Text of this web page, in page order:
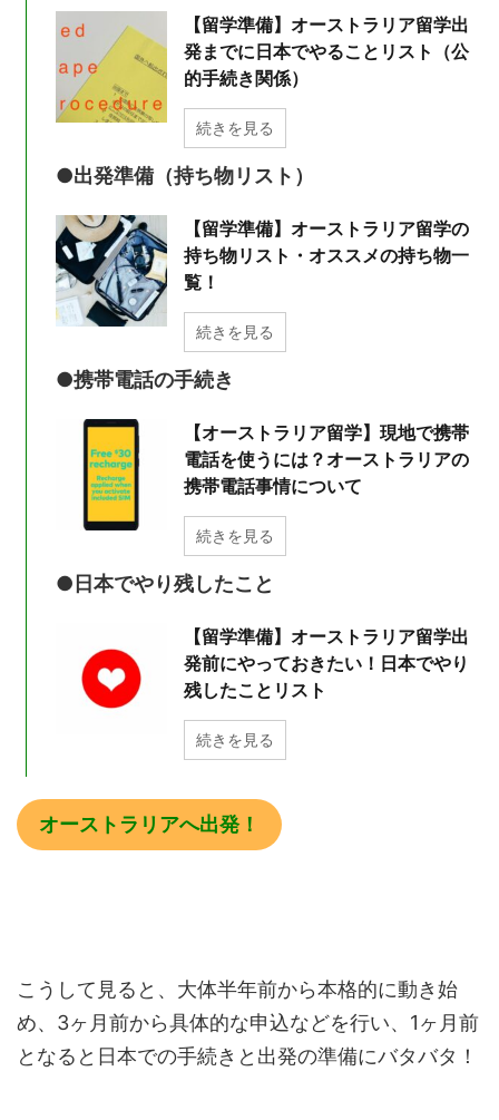
【留学準備】オーストラリア留学出
発までに日本でやることリスト（公
的手続き関係）
続きを見る
●出発準備（持ち物リスト）
【留学準備】オーストラリア留学の
持ち物リスト・オススメの持ち物一
覧！
続きを見る
●携帯電話の手続き
【オーストラリア留学】現地で携帯
電話を使うには？オーストラリアの
携帯電話事情について
続きを見る
●日本でやり残したこと
【留学準備】オーストラリア留学出
発前にやっておきたい！日本でやり
残したことリスト
続きを見る
オーストラリアへ出発！
こうして見ると、大体半年前から本格的に動き始
め、3ヶ月前から具体的な申込などを行い、1ヶ月前
となると日本での手続きと出発の準備にバタバタ！